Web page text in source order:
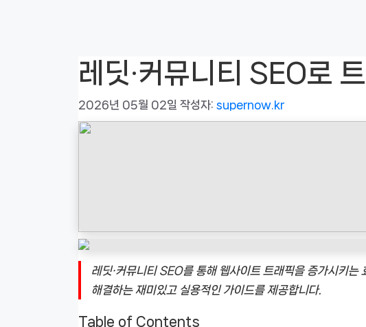
레딧·커뮤니티 SEO로
2026년 05월 02일 작성자: supernow.kr
레딧·커뮤니티 SEO를 통해 웹사이트 트래픽을 증가시키
해결하는 재미있고 실용적인 가이드를 제공합니다.
Table of Contents